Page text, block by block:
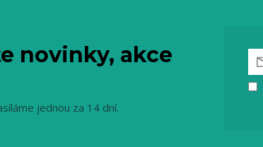
novinky, akce
jednou za 14 dní.